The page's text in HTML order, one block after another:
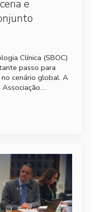
e
Clínica (SBOC)
passo para
cenário global. A
Associação…